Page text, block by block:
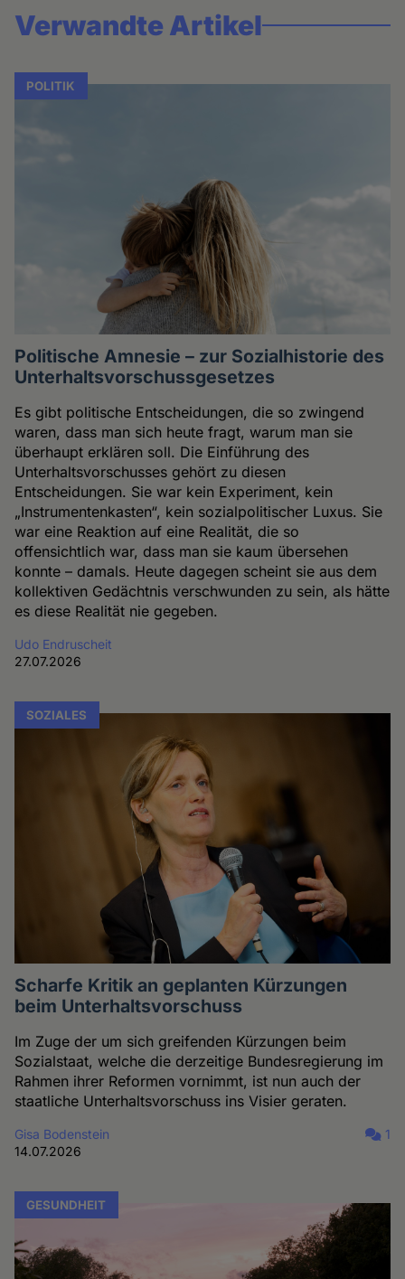
Verwandte Artikel
POLITIK
Politische Amnesie – zur Sozialhistorie des
Unterhaltsvorschussgesetzes
Es gibt politische Entscheidungen, die so zwingend
waren, dass man sich heute fragt, warum man sie
überhaupt erklären soll. Die Einführung des
Unterhaltsvorschusses gehört zu diesen
Entscheidungen. Sie war kein Experiment, kein
„Instrumentenkasten“, kein sozialpolitischer Luxus. Sie
war eine Reaktion auf eine Realität, die so
offensichtlich war, dass man sie kaum übersehen
konnte – damals. Heute dagegen scheint sie aus dem
kollektiven Gedächtnis verschwunden zu sein, als hätte
es diese Realität nie gegeben.
Udo Endruscheit
27.07.2026
SOZIALES
Scharfe Kritik an geplanten Kürzungen
beim Unterhaltsvorschuss
Im Zuge der um sich greifenden Kürzungen beim
Sozialstaat, welche die derzeitige Bundesregierung im
Rahmen ihrer Reformen vornimmt, ist nun auch der
staatliche Unterhaltsvorschuss ins Visier geraten.
Gisa Bodenstein
14.07.2026
1
GESUNDHEIT